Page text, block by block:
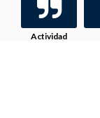
Actividad